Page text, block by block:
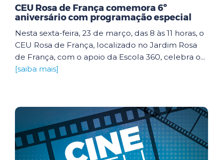
CEU Rosa de França comemora 6º
aniversário com programação especial
Nesta sexta-feira, 23 de março, das 8 às 11 horas, o
CEU Rosa de França, localizado no Jardim Rosa
de França, com o apoio da Escola 360, celebra o...
[saiba mais]